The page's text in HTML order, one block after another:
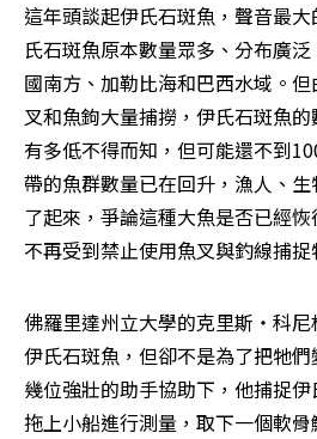
這年頭談起伊氏石斑魚，聲音最
氏石斑魚原本數量眾多、分布廣
國南方、加勒比海和巴西水域。
叉和魚鉤大量捕撈，伊氏石斑魚
有多低不得而知，但可能還不到
帶的魚群數量已在回升，漁人、
了起來，爭論這種大魚是否已經
不再受到禁止使用魚叉與釣線捕捉
佛羅里達州立大學的克里斯・科
伊氏石斑魚，但卻不是為了把牠
幾位強壯的助手協助下，他捕捉
拖上小船進行測量，取下一個軟